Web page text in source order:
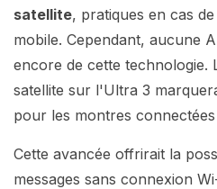
satellite, pratiques en cas
mobile. Cependant, aucune
encore de cette technologie.
satellite sur l'Ultra 3
pour les montres
Cette avancée offrirait la
messages sans connexion